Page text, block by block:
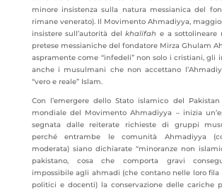
minore insistenza sulla natura messianica del
rimane venerato). Il Movimento Ahmadiyya,
insistere sull’autorità delkhalifah e a sottolineare
pretese messianiche del fondatore Mirza Ghulam
aspramente come “infedeli” non solo i cristiani, gli
anche i musulmani che non accettano
“vero e reale” Islam.
Con l’emergere dello Stato islamico del Pakistan
mondiale del Movimento Ahmadiyya – inizia
segnata dalle reiterate richieste di gruppi
perché entrambe le comunità Ahmadiyya
moderata) siano dichiarate “minoranze non
pakistano, cosa che comporta gravi
impossibile agli ahmadi (che contano nelle loro
politici e docenti) la conservazione delle cariche